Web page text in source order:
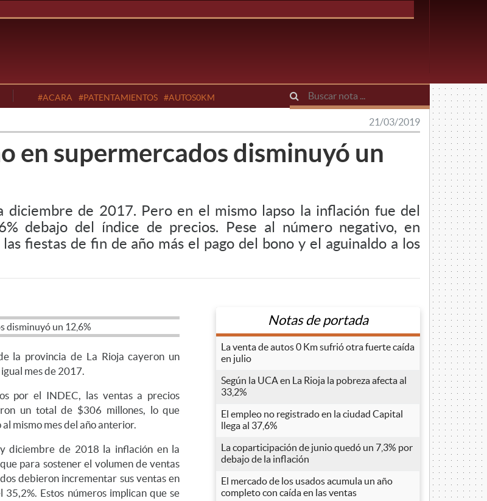
#ACARA #PATENTAMIENTOS #AUTOS0KM
21/03/2019
en supermercados disminuyó un
diciembre de 2017. Pero en el mismo lapso la inflación fue del
debajo del índice de precios. Pese al número negativo, en
fiestas de fin de año más el pago del bono y el aguinaldo a los
la provincia de La Rioja cayeron un
mes de 2017.
por el INDEC, las ventas a precios
un total de $306 millones, lo que
mismo mes del año anterior.
diciembre de 2018 la inflación en la
para sostener el volumen de ventas
debieron incrementar sus ventas en
Estos números implican que se
Notas de portada
La venta de autos 0 Km sufrió otra fuerte caída
en julio
Según la UCA en La Rioja la pobreza afecta al
33,2%
El empleo no registrado en la ciudad Capital
llega al 37,6%
La coparticipación de junio quedó un 7,3% por
debajo de la inflación
El mercado de los usados acumula un año
completo con caída en las ventas